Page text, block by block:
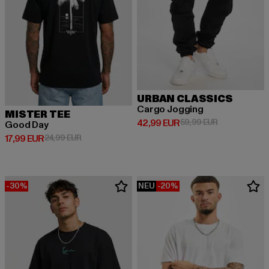
MISTER TEE
Good Day
17,99 EUR
Derzeitiger Preis: 17,99 EUR
24,99 EURAktionspreis: 24,99 EUR
URBAN CLASSICS
Cargo Jogging
42,99 EUR
Derzeitiger Preis: 42,99 EUR
59,99 EURAktionspreis:
-30% NEU -20%